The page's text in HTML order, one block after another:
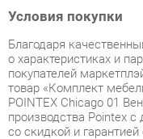
POINTEX Chicago 01
со скидкой и гарантией
Мы отправляем заказы
ассортимента в
получите не позднее 48-
заказа. Дополнительно
и сборку мебельных